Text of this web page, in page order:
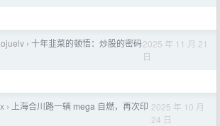
› 十年韭菜的顿悟：炒股的密码2025 年 11 月 21
日
›
上海合川路一辆 mega 自燃，再次印 2025 年 10 月
24 日